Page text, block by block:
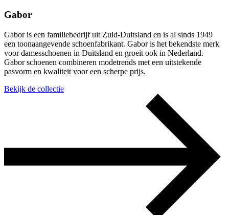
Gabor
Gabor is een familiebedrijf uit Zuid-Duitsland en is al sinds 1949
een toonaangevende schoenfabrikant. Gabor is het bekendste merk
voor damesschoenen in Duitsland en groeit ook in Nederland.
Gabor schoenen combineren modetrends met een uitstekende
pasvorm en kwaliteit voor een scherpe prijs.
Bekijk de collectie